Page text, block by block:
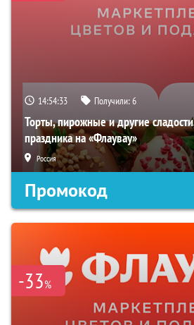
14:54:32 Получили:6
Торты, пирожные и другие
праздника на «Флаувау»
Россия
Промокод
-33%